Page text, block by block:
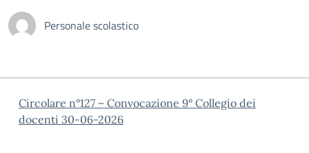
Personale scolastico
Circolare n°127 – Convocazione 9° Collegio dei
docenti 30-06-2026